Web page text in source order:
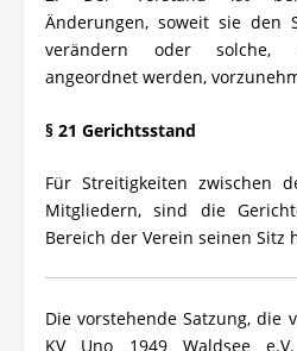
Änderungen, soweit sie den
verändern oder solche,
angeordnet werden,
§ 21 Gerichtsstand
Für Streitigkeiten zwischen
Mitgliedern, sind die
Bereich der Verein seinen Sitz
Die vorstehende Satzung, die
KV Uno 1949 Waldsee